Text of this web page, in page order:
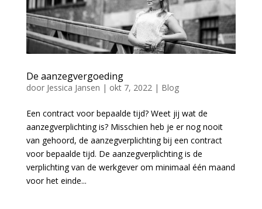
De aanzegvergoeding
door Jessica Jansen | okt 7, 2022| Blog
Een contract voor bepaalde tijd? Weet jij wat de
aanzegverplichting is? Misschien heb je er nog nooit
van gehoord, de aanzegverplichting bij een contract
voor bepaalde tijd. De aanzegverplichting is de
verplichting van de werkgever om minimaal één maand
voor het einde...